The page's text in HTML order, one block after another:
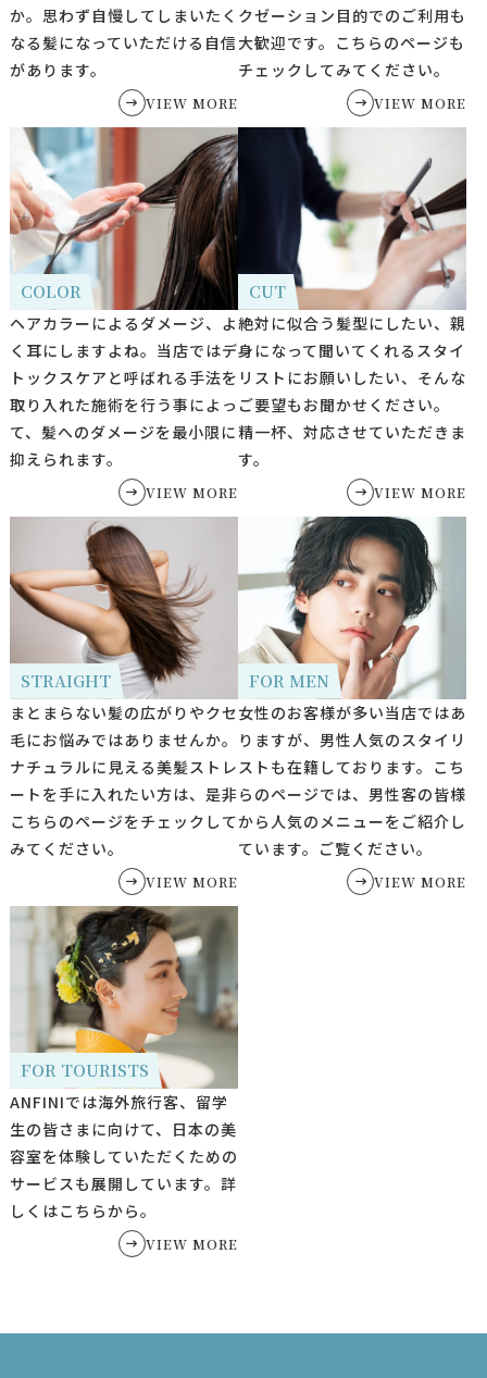
か。思わず自慢してしまいたく
なる髪になっていただける自信
があります。
VIEW MORE
クゼーション目的でのご利用も
大歓迎です。こちらのページも
チェックしてみてください。
VIEW MORE
COLOR
ヘアカラーによるダメージ、よ
く耳にしますよね。当店ではデ
トックスケアと呼ばれる手法を
取り入れた施術を行う事によっ
て、髪へのダメージを最小限に
抑えられます。
VIEW MORE
CUT
絶対に似合う髪型にしたい、親
身になって聞いてくれるスタイ
リストにお願いしたい、そんな
ご要望もお聞かせください。
精一杯、対応させていただきま
す。
VIEW MORE
STRAIGHT
まとまらない髪の広がりやクセ
毛にお悩みではありませんか。
ナチュラルに見える美髪ストレ
ートを手に入れたい方は、是非
こちらのページをチェックして
みてください。
VIEW MORE
FOR MEN
女性のお客様が多い当店ではあ
りますが、男性人気のスタイリ
ストも在籍しております。こち
らのページでは、男性客の皆様
から人気のメニューをご紹介し
ています。ご覧ください。
VIEW MORE
FOR TOURISTS
ANFINIでは海外旅行客、留学
生の皆さまに向けて、日本の美
容室を体験していただくための
サービスも展開しています。 詳
しくはこちらから。
VIEW MORE